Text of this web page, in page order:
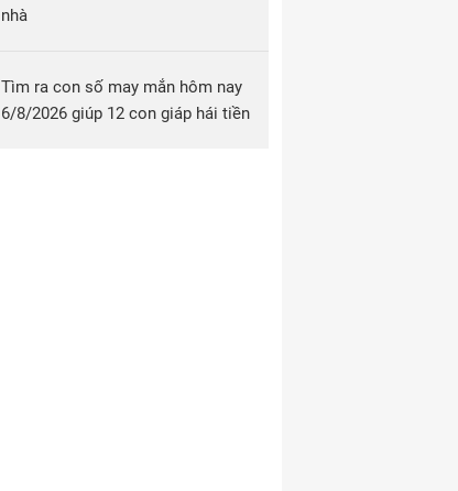
nhà
Tìm ra con số may mắn hôm nay
6/8/2026 giúp 12 con giáp hái tiền